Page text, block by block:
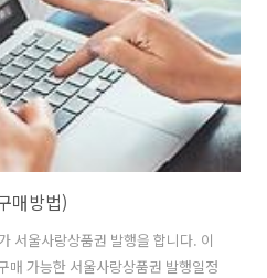
니다. 제 주변에도 ..
매방법)
서울사랑상품권 발행을 합니다. 이
매 가능한 서울사랑상품권 발행일정